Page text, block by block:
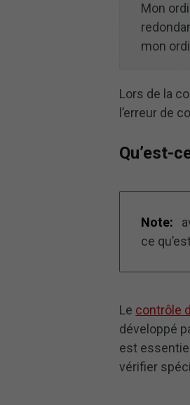
Mon
mon
Lors de la
l’erreur de
Qu’est-
Note:
ce
Le contrôle
développé
est
vérifier